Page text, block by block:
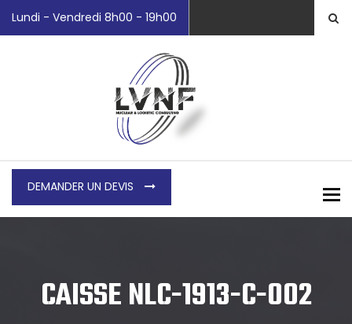
Lundi - Vendredi 8h00 - 19h00
DEMANDER UN DEVIS
CAISSE NLC-1913-C-002